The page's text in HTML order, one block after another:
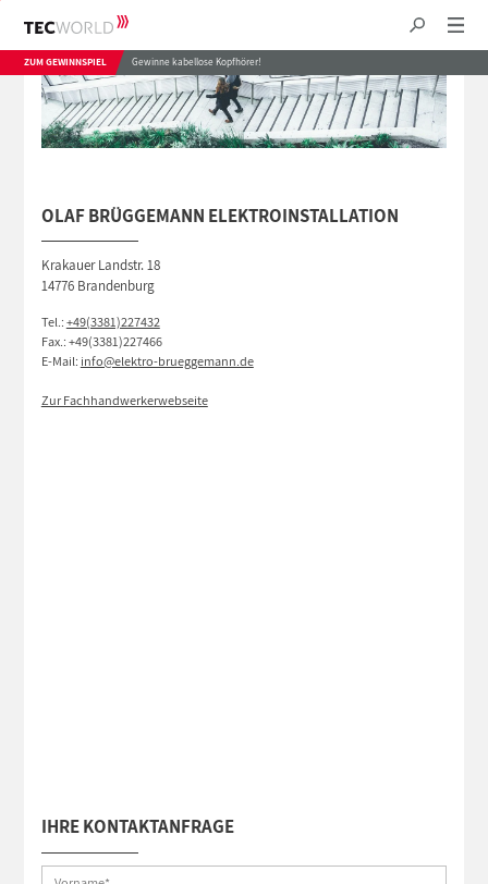
ZUM GEWINNSPIEL Gewinne kabellose Kopfhörer!
OLAF BRÜGGEMANN ELEKTROINSTALLATION
Krakauer Landstr. 18
14776 Brandenburg
Tel.:+49(3381)227432
Fax.: +49(3381)227466
E-Mail: info@elektro-brueggemann.de
Zur Fachhandwerkerwebseite
IHRE KONTAKTANFRAGE